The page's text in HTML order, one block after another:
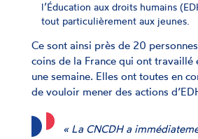
l’Éducation aux droits humains
tout particulièrement aux jeunes.
Ce sont ainsi près de 20
coins de la France qui ont travaillé
une semaine. Elles ont toutes en
de vouloir mener des actions
« La CNCDH a